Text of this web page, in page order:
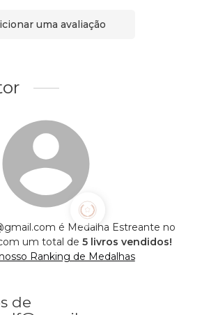
uma avaliação
é Medalha Estreante no
um total de 5 livros vendidos!
Ranking de Medalhas
de